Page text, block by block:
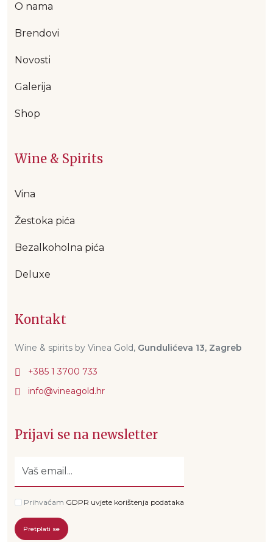
O nama
Brendovi
Novosti
Galerija
Shop
Wine & Spirits
Vina
Žestoka pića
Bezalkoholna pića
Deluxe
Kontakt
Wine & spirits by Vinea Gold, Gundulićeva 13, Zagreb
+385 1 3700 733
Prijavi se na newsletter
Prihvaćam GDPR uvjete korištenja podataka
Pretplati se